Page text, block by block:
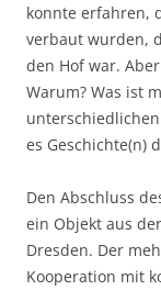
konnte erfahren,
verbaut wurden,
den Hof war.
Warum? Was ist
unterschiedlichen
es Geschichte(n)
Den Abschluss
ein Objekt aus
Dresden. Der
Kooperation mit